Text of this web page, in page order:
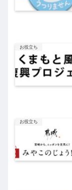
お役立ち
お役立ち